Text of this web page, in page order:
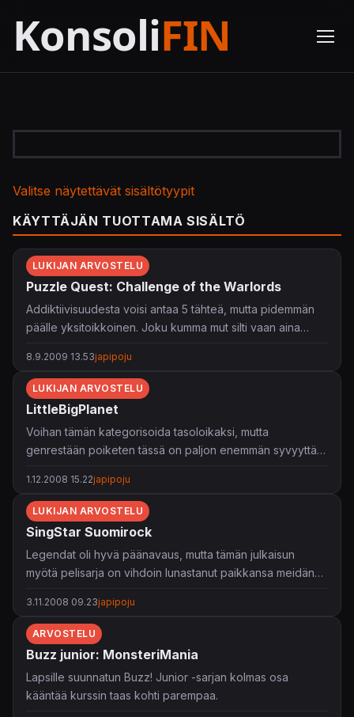
Valitse näytettävät sisältötyypit
KÄYTTÄJÄN TUOTTAMA SISÄLTÖ
LUKIJAN ARVOSTELU
Puzzle Quest: Challenge of the Warlords
Addiktiivisuudesta voisi antaa 5 tähteä, mutta pidemmän
päälle yksitoikkoinen. Joku kumma mut silti vaan aina
8.9.2009 13.53japipoju
LUKIJAN ARVOSTELU
LittleBigPlanet
Voihan tämän kategorisoida tasoloikaksi, mutta
genrestään poiketen tässä on paljon enemmän syvyyttä
muussa. Meidän nelihenkinen perhe on vaimoa myöten
pahasti koukussa tähän. Itseasiassa täällä mietitään jo
miten peliä voisi hyödyntää ryhmätyön
parantamistilaisuuksissa. Lisäksi lapset oppivat yhteispelin
merkityksen kun pelissä olennainen osa on odottaa ja
auttaa kaveria että päästään yhdessä eteenpäin.
1.12.2008 15.22japipoju
LUKIJAN ARVOSTELU
SingStar Suomirock
Legendat oli hyvä päänavaus, mutta tämän julkaisun
myötä pelisarja on vihdoin lunastanut paikkansa meidän
löydy sopivaa raitaa rallatettavaksi, ei niitä varmaan ole
löytynyt karaokebaareistakaan. Jos singstar vähänkään
kiinnostaa, on tämä pakko-ostos!
3.11.2008 09.23japipoju
ARVOSTELU
Buzz junior: MonsteriMania
Lapsille suunnatun Buzz! Junior -sarjan kolmas osa
kääntää kurssin taas kohti parempaa.